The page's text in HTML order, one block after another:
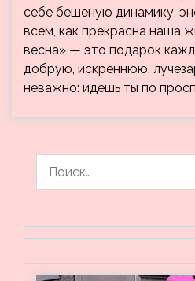
себе бешеную динамику,
всем, как прекрасна наша
весна» — это подарок
добрую, искреннюю,
неважно: идешь ты по